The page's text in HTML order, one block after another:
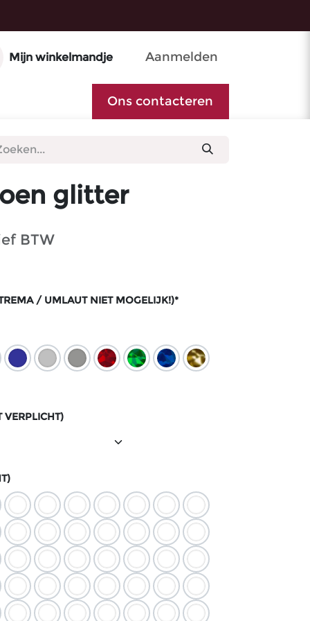
Mijn winkelmandje Aanmelden
Ons contacteren
glitter
BTW
/ UMLAUT NIET MOGELIJK!)*
VERPLICHT)